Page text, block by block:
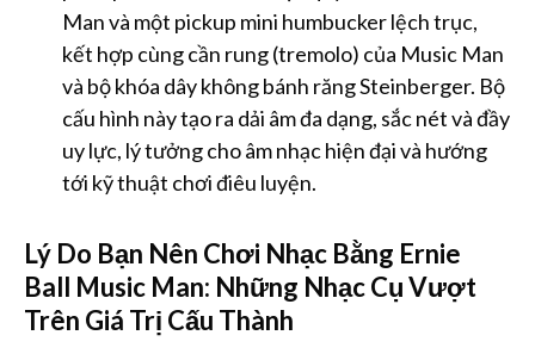
Man và một pickup mini humbucker lệch trục,
kết hợp cùng cần rung (tremolo) của Music Man
và bộ khóa dây không bánh răng Steinberger. Bộ
cấu hình này tạo ra dải âm đa dạng, sắc nét và đầy
uy lực, lý tưởng cho âm nhạc hiện đại và hướng
tới kỹ thuật chơi điêu luyện.
Lý Do Bạn Nên Chơi Nhạc Bằng Ernie
Ball Music Man: Những Nhạc Cụ Vượt
Trên Giá Trị Cấu Thành